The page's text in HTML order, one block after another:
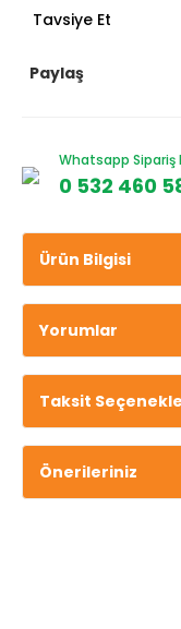
Tavsiye Et
Paylaş
Whatsapp Sipariş
0 532 460
Ürün Bilgisi
Yorumlar
Taksit
Önerileriniz